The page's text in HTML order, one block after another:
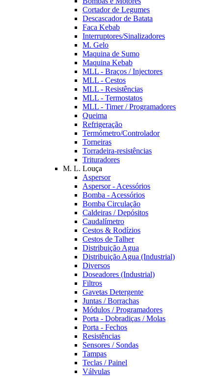
Cortador de Legumes
Descascador de Batata
Faca Kebab
Interruptores/Sinalizadores
M. Gelo
Maquina de Sumo
Maquina Kebab
MLL - Braços / Injectores
MLL - Cestos
MLL - Resistências
MLL - Termostatos
MLL - Timer / Programadores
Queima
Refrigeração
Termómetro/Controlador
Torneiras
Torradeira-resistências
Trituradores
M. L. Louça
Aspersor
Aspersor - Acessórios
Bomba - Acessórios
Bomba Circulação
Caldeiras / Depósitos
Caudalímetro
Cestos & Rodízios
Cestos de Talher
Distribuição Agua
Distribuição Agua (Industrial)
Diversos
Doseadores (Industrial)
Filtros
Gavetas Detergente
Juntas / Borrachas
Módulos / Programadores
Porta - Dobradiças / Molas
Porta - Fechos
Resistências
Sensores / Sondas
Tampas
Teclas / Painel
Válvulas